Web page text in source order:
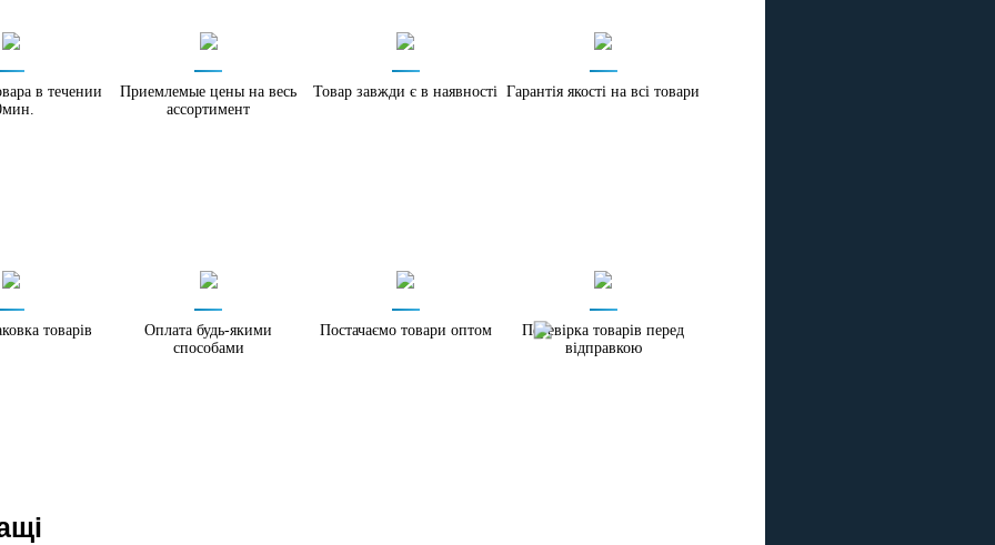
в течении
Приемлемые цены на весь
ассортимент
Товар завжди є в наявності Гарантія якості на всі товари
товарів
Оплата будь-якими
способами
Постачаємо товари оптом
Перевірка товарів перед
відправкою